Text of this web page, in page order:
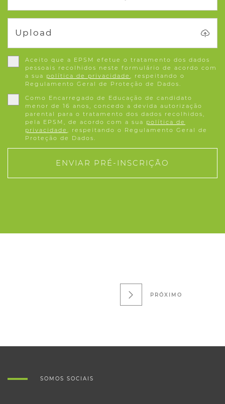
Upload
Aceito que a EPSM efetue o tratamento dos dados
pessoais recolhidos neste formulário de acordo com
a sua política de privacidade , respeitando o
Regulamento Geral de Proteção de Dados.
Como Encarregado de Educação de candidato
menor de 16 anos, concedo a devida autorização
parental para o tratamento dos dados recolhidos,
pela EPSM, de acordo com a sua política de
privacidade , respeitando o Regulamento Geral de
Proteção de Dados.
ENVIAR PRÉ-INSCRIÇÃO
PRÓXIMO
SOMOS SOCIAIS